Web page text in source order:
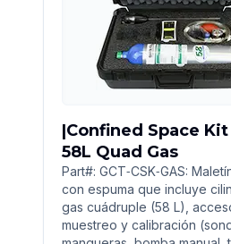
|Confined Space
58L Quad Gas
Part#: GCT‑CSK‑GAS:
con espuma que incluye
gas cuádruple (58 L),
muestreo y calibración